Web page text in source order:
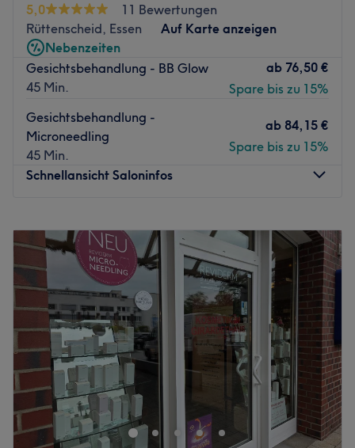
5,0
11 Bewertungen
Rüttenscheid, Essen
Auf Karte anzeigen
Nebenzeiten
Gesichtsbehandlung - BB Glow
45 Min.
ab 76,50 €
Spare bis zu 15%
Gesichtsbehandlung -
Microneedling
45 Min.
ab 84,15 €
Spare bis zu 15%
Schnellansicht Saloninfos
Dienstag
10:00
19:00
Mittwoch
10:00 –
Donnerstag
10:00 –
19:00
Freitag
10:00 –
19:00
Samstag
10:00
19:00
Sonntag
10:00– 19:00
Der moderne Salon Ay Beauty Asena Yazar in Essen ist
dein Spot für professionelle Kosmetikbehandlungen und
langanhaltende Haarentfernung, die deine Haut zum
Strahlen bringen. In einem stilvollen Ambiente dreht sich